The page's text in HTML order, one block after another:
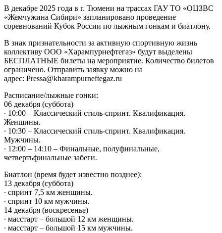
В декабре 2025 года в г. Тюмени на трассах ГАУ ТО «ОЦЗВС
«Жемчужина Сибири» запланировано проведение
соревнований Кубок России по лыжным гонкам и биатлону.
В знак признательности за активную спортивную жизнь
коллективу ООО «Харампурнефтегаз» будут выделены
БЕСПЛАТНЫЕ билеты на мероприятие. Количество билетов
ограничено. Отправить заявку можно на
адрес: Pressa@kharampurneftegaz.ru
Расписание/лыжные гонки:
06 декабря (суббота)
∙ 10:00 – Классический стиль-спринт. Квалификация.
Женщины.
∙ 10:30 – Классический стиль-спринт. Квалификация.
Мужчины.
∙ 12:00 – 14:10 – Финальные, полуфинальные,
четвертьфинальные забеги.
Биатлон (время будет известно позднее):
13 декабря (суббота)
∙ спринт 7,5 км женщины.
∙ спринт 10 км мужчины.
14 декабря (воскресенье)
∙ масстарт – большой 12 км женщины.
∙ масстарт – большой 15 км мужчины.